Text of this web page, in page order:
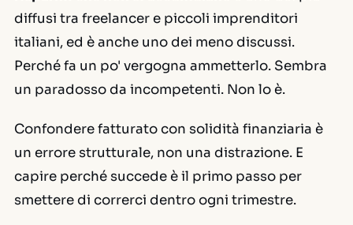
diffusi tra freelancer e piccoli imprenditori
italiani, ed è anche uno dei meno discussi.
Perché fa un po' vergogna ammetterlo. Sembra
un paradosso da incompetenti. Non lo è.
Confondere fatturato con solidità finanziaria è
un errore strutturale, non una distrazione. E
capire perché succede è il primo passo per
smettere di correrci dentro ogni trimestre.